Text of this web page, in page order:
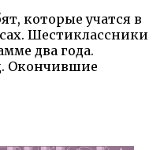
которые учатся в
Шестиклассники
два года.
Окончившие